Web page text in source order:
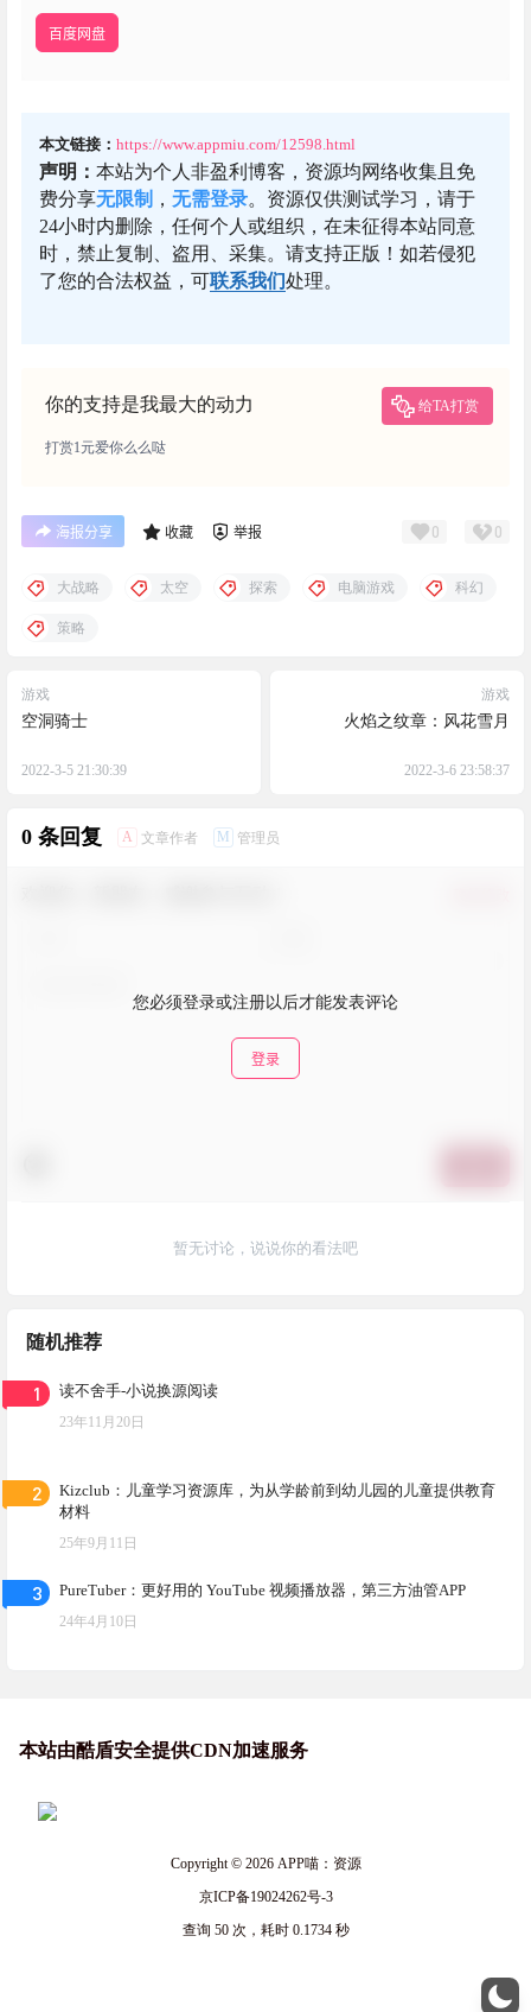
百度网盘
本文链接： https://www.appmiu.com/12598.html
声明： 本站为个人非盈利博客，资源均网络收集且免
费分享无限制 ， 无需登录。资源仅供测试学习，请于
24小时内删除，任何个人或组织，在未征得本站同意
时，禁止复制、盗用、采集。请支持正版！如若侵犯
了您的合法权益，可联系我们处理。
你的支持是我最大的动力 给TA打赏
打赏1元爱你么么哒
海报分享 收藏 举报 0 0
大战略 太空 探索 电脑游戏 科幻
策略
游戏
空洞骑士
2022-3-5 21:30:39
游戏
火焰之纹章：风花雪月
2022-3-6 23:58:37
0 条回复 A 文章作者 M 管理员
您必须登录或注册以后才能发表评论
登录
暂无讨论，说说你的看法吧
随机推荐
1 读不舍手-小说换源阅读
23年11月20日
2
Kizclub：儿童学习资源库，为从学龄前到幼儿园的儿童提供教育
材料
25年9月11日
3 PureTuber：更好用的 YouTube 视频播放器，第三方油管APP
24年4月10日
本站由酷盾安全提供CDN加速服务
Copyright © 2026APP喵：资源
京ICP备19024262号-3
查询 50 次，耗时 0.1734 秒